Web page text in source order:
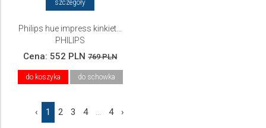
szczegóły
Philips hue impress kinkiet...
PHILIPS
Cena: 552 PLN 769 PLN
do koszyka do schowka
‹ 1 2 3 4 ... 4 ›